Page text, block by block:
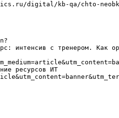
digital/kb-qa/chto-
интенсив с тренером. Как
ресурсов ИТ